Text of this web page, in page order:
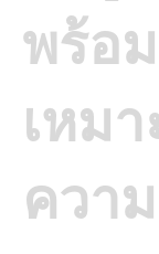
พร้อ
เหม
ควา